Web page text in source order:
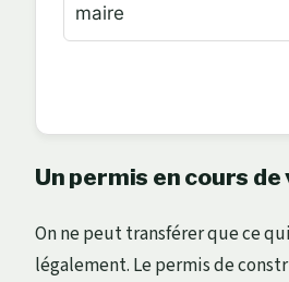
maire
Un permis en cours
On ne peut transférer que ce
légalement. Le permis de